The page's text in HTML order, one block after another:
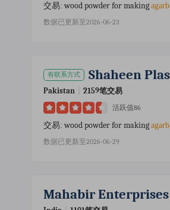
交易: wood powder for making
数据已更新至2026-06-23
有联系方式 Shaheen
Pakistan 2159笔交易
活跃值86
交易: wood powder for making
数据已更新至2026-06-29
Mahabir Enterprises